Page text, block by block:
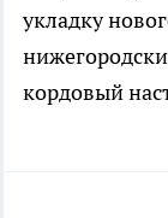
укладку
кордовый